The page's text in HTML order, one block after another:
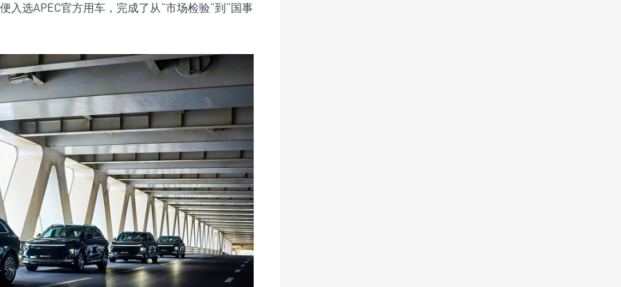
入选APEC官方用车，完成了从“市场检验”到“国事